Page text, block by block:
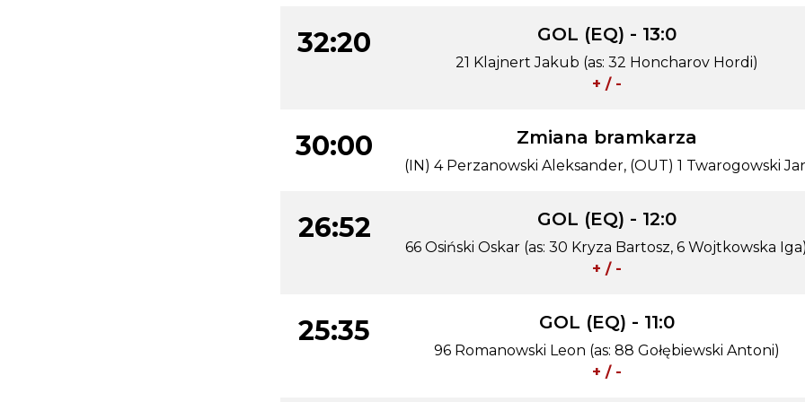
32:20 GOL (EQ) - 13:0
21 Klajnert Jakub (as: 32 Honcharov Hordi)
+ / -
30:00 Zmiana bramkarza
(IN) 4 Perzanowski Aleksander, (OUT) 1 Twarogowski
26:52 GOL (EQ) - 12:0
66 Osiński Oskar (as: 30 Kryza Bartosz, 6 Wojtkowska
+ / -
25:35 GOL (EQ) - 11:0
96 Romanowski Leon (as: 88 Gołębiewski Antoni)
+ / -